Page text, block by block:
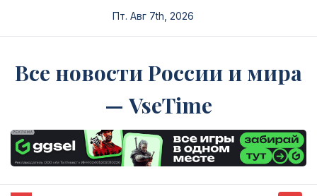
Пт. Авг 7th, 2026
Все новости России и мира
— VseTime